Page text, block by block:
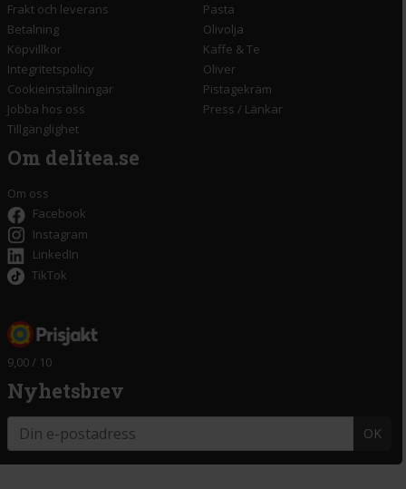
Frakt och leverans
Betalning
Köpvillkor
Integritetspolicy
Cookieinställningar
Jobba hos oss
Tillgänglighet
Pasta
Olivolja
Kaffe & Te
Oliver
Pistagekräm
Press / Länkar
Om delitea.se
Om oss
Facebook
Instagram
LinkedIn
TikTok
9,00 / 10
Nyhetsbrev
OK